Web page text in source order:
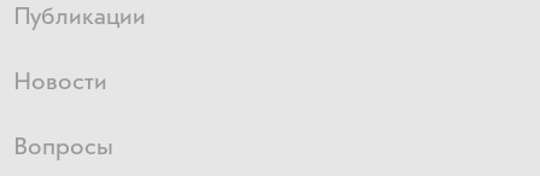
Публикации
Новости
Вопросы